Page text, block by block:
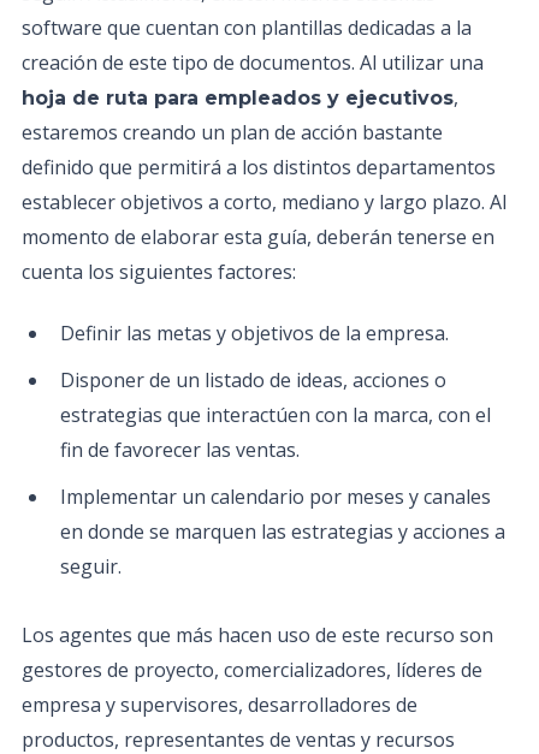
software que cuentan con plantillas dedicadas a la
creación de este tipo de documentos. Al utilizar una
hoja de ruta para empleados y ejecutivos,
estaremos creando un plan de acción bastante
definido que permitirá a los distintos departamentos
establecer objetivos a corto, mediano y largo plazo. Al
momento de elaborar esta guía, deberán tenerse en
cuenta los siguientes factores:
Definir las metas y objetivos de la empresa.
Disponer de un listado de ideas, acciones o
estrategias que interactúen con la marca, con el
fin de favorecer las ventas.
Implementar un calendario por meses y canales
en donde se marquen las estrategias y acciones a
seguir.
Los agentes que más hacen uso de este recurso son
gestores de proyecto, comercializadores, líderes de
empresa y supervisores, desarrolladores de
productos, representantes de ventas y recursos